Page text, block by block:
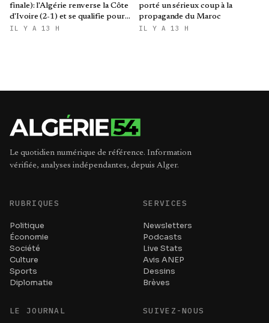
finale): l'Algérie renverse la Côte
d'Ivoire (2-1) et se qualifie pour
le Mondial brésilien
IL Y A 13 H
porté un sérieux coup à la
propagande du Maroc
IL Y A 13 H
Le quotidien numérique de référence. Information
vérifiée, analyses indépendantes, depuis Alger.
RUBRIQUES
Politique
Économie
Société
Culture
Sports
Diplomatie
SERVICES
Newsletters
Podcasts
Live Stats
Avis ANEP
Dessins
Brèves
LE JOURNAL SUIVEZ-NOUS